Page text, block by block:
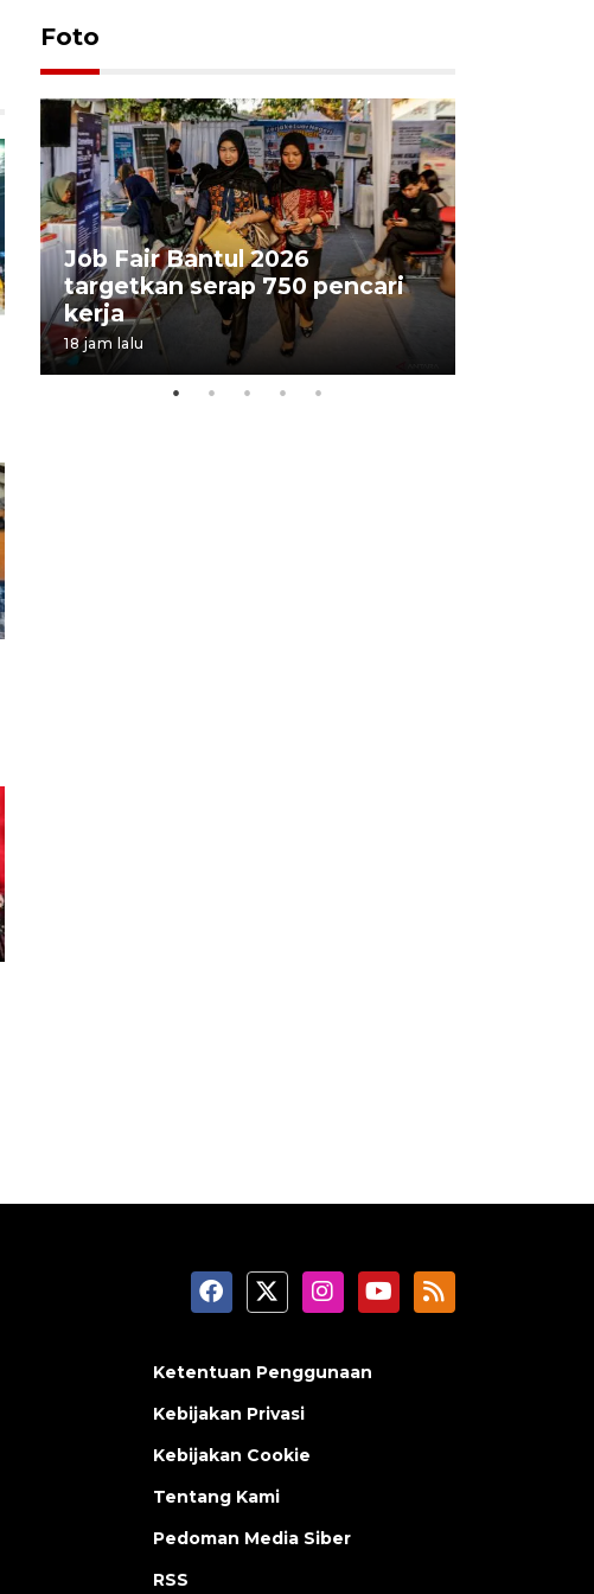
Foto
Job Fair Bantul 2026
targetkan serap 750 pencari
kerja
18 jam lalu
Ketentuan Penggunaan
Kebijakan Privasi
Kebijakan Cookie
Tentang Kami
Pedoman Media Siber
RSS